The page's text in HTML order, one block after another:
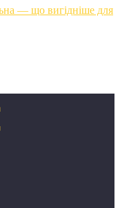
— що вигідніше для